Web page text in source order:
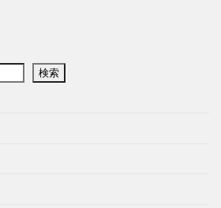
検索